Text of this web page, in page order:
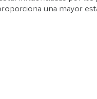
una mayor